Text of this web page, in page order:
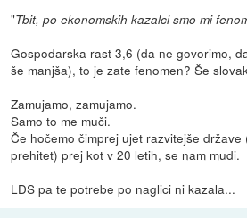
"Tbit, po ekonomskih kazalci smo mi
Gospodarska rast 3,6 (da ne govorimo,
še manjša), to je zate fenomen? Še
Zamujamo, zamujamo.
Samo to me muči.
Če hočemo čimprej ujet razvitejše
prehitet) prej kot v 20 letih, se nam mudi.
LDS pa te potrebe po naglici ni kazala...